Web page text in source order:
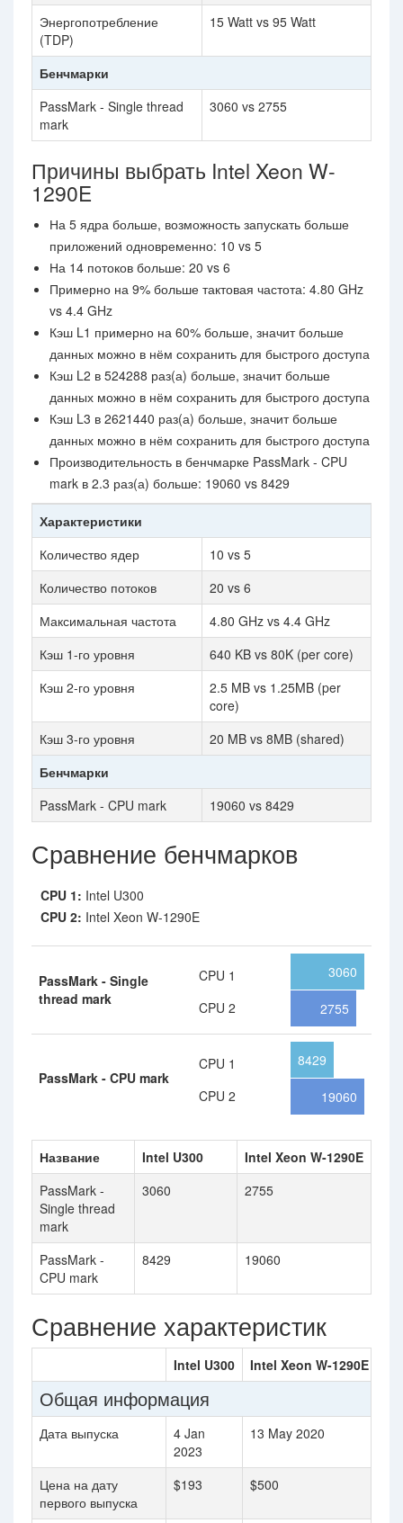
Энергопотребление
(TDP)
15 Watt vs 95 Watt
Бенчмарки
PassMark - Single thread
mark
3060 vs 2755
Причины выбрать Intel Xeon W-
1290E
На 5 ядра больше, возможность запускать больше
приложений одновременно: 10 vs 5
На 14 потоков больше: 20 vs 6
Примерно на 9% больше тактовая частота: 4.80 GHz
vs 4.4 GHz
Кэш L1 примерно на 60% больше, значит больше
данных можно в нём сохранить для быстрого доступа
Кэш L2 в 524288 раз(а) больше, значит больше
данных можно в нём сохранить для быстрого доступа
Кэш L3 в 2621440 раз(а) больше, значит больше
данных можно в нём сохранить для быстрого доступа
Производительность в бенчмарке PassMark - CPU
mark в 2.3 раз(а) больше: 19060 vs 8429
Характеристики
Количество ядер
10 vs 5
Количество потоков
20 vs 6
Максимальная частота
4.80 GHz vs 4.4 GHz
Кэш 1-го уровня
640 KB vs 80K (per core)
Кэш 2-го уровня
2.5 MB vs 1.25MB (per
core)
Кэш 3-го уровня
20 MB vs 8MB (shared)
Бенчмарки
PassMark - CPU mark
19060 vs 8429
Сравнение бенчмарков
CPU 1: Intel U300
CPU 2: Intel Xeon W-1290E
PassMark - Single
thread mark
CPU 1
CPU 2
3060
2755
PassMark - CPU mark
CPU 1
CPU 2
8429
19060
Название Intel U300
Intel Xeon W-1290E
PassMark -
Single thread
mark
3060 2755
PassMark -
CPU mark
8429 19060
Сравнение характеристик
Intel U300 Intel Xeon W-1290E
Общая информация
Дата выпуска
4 Jan
2023
13 May 2020
Цена на дату
первого выпуска
$193 $500